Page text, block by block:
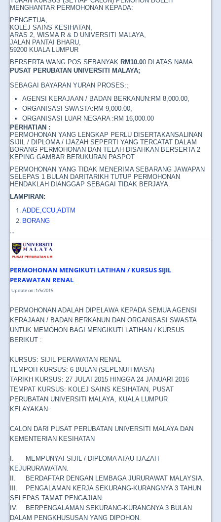
MENGHANTAR PERMOHONAN KEPADA:
PENGETUA,
KOLEJ SAINS KESIHATAN,
ARAS 2, WISMA R & D UNIVERSITI MALAYA,
JALAN PANTAI BHARU,
59200 KUALA LUMPUR
BERSERTA WANG POS SEBANYAK RM10.00 DI ATAS NAMA
PUSAT PERUBATAN UNIVERSITI MALAYA;
SEBAGAI BAYARAN YURAN PROSES:;
AGENSI KERAJAAN / BADAN BERKANUN:RM 8,000.00,
ORGANISASI SWASTA:RM 9,000.00,
ORGANISASI LUAR NEGARA :RM 16,000.00
PERHATIAN :
PERMOHONAN YANG LENGKAP PERLU DISERTAKANSALINAN
SIJIL / DIPLOMA / IJAZAH SEPERTI YANG TERCATAT DALAM
BORANG PERMOHONAN DAN TELAH DISAHKAN BERSERTA 2
KEPING GAMBAR BERUKURAN PASPOT
PERMOHONAN YANG TIDAK MENERIMA SEBARANG JAWAPAN
SELEPAS 1 BULAN DARITARIKH TUTUP PERMOHONAN
HENDAKLAH DIANGGAP SEBAGAI TIDAK BERJAYA.
LAMPIRAN:
ADDE,CCU,ADTM
BORANG
...
PERMOHONAN MENGIKUTI LATIHAN / KURSUS SIJIL
PERAWATAN RENAL
Update on: 1/5/2015
PERMOHONAN ADALAH DIPELAWA KEPADA SEMUA AGENSI
KERAJAAN / BADAN BERKANUN DAN ORGANISASI SWASTA
UNTUK MEMOHON BAGI MENGIKUTI LATIHAN / KURSUS
BERIKUT :
KURSUS: SIJIL PERAWATAN RENAL
TEMPOH KURSUS: 6 BULAN (SEPENUH MASA)
TARIKH KURSUS: 27 JULAI 2015 HINGGA 24 JANUARI 2016
TEMPAT KURSUS: KOLEJ SAINS KESIHATAN, PUSAT
PERUBATAN UNIVERSITI MALAYA, KUALA LUMPUR
KELAYAKAN :
CALON DARI PUSAT PERUBATAN UNIVERSITI MALAYA DAN
KEMENTERIAN KESIHATAN
I.
MEMPUNYAI SIJIL / DIPLOMA ATAU IJAZAH
KEJURURAWATAN.
II.
BERDAFTAR DENGAN LEMBAGA JURURAWAT MALAYSIA.
III.
PENGALAMAN KERJA SEKURANG-KURANGNYA 3 TAHUN
SELEPAS TAMAT PENGAJIAN.
IV.
BERPENGALAMAN SEKURANG-KURANGNYA 3 BULAN
DALAM PENGKHUSUSAN YANG DIPOHON.